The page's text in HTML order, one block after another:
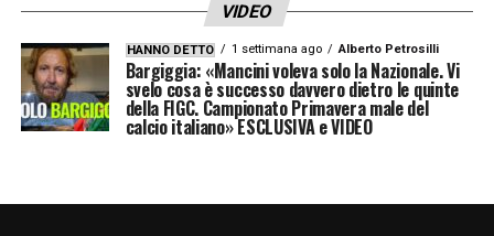
VIDEO
HANNO DETTO 1 settimana ago Alberto Petrosilli
Bargiggia: «Mancini voleva solo la Nazionale. Vi
svelo cosa è successo davvero dietro le quinte
della FIGC. Campionato Primavera male del
calcio italiano» ESCLUSIVA e VIDEO